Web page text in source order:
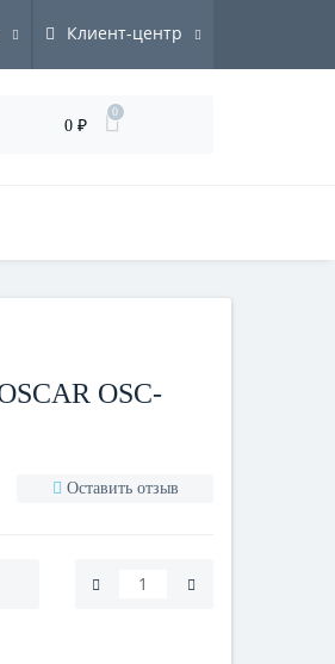
Клиент-центр
0 ₽
0
OSC-
Оставить отзыв